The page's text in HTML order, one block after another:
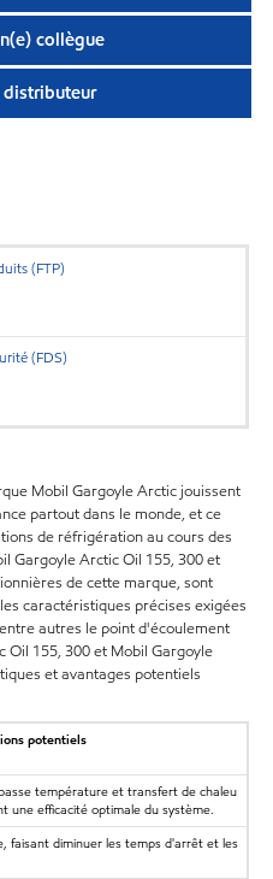
collègue
distributeur
(FTP)
(FDS)
Mobil Gargoyle Arctic jouissent
partout dans le monde, et ce
de réfrigération au cours des
Gargoyle Arctic Oil 155, 300 et
de cette marque, sont
caractéristiques précises exigées
autres le point d'écoulement
Oil 155, 300 et Mobil Gargoyle
et avantages potentiels
potentiels
température et transfert de chaleu
une efficacité optimale du système.
faisant diminuer les temps d'arrêt et les